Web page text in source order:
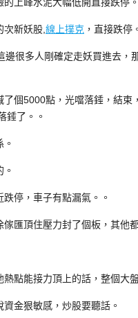
新妖股, 線上撲克 ，直接跌停
很多人剛確定走妖買進去，
5000點，光噹落錘，結束
錘了。。
停，車子有點漏氣。。
匯頂住壓力封了個板，其他
點能接力頂上的話，整個大
金狠敏感，炒股要聽話。